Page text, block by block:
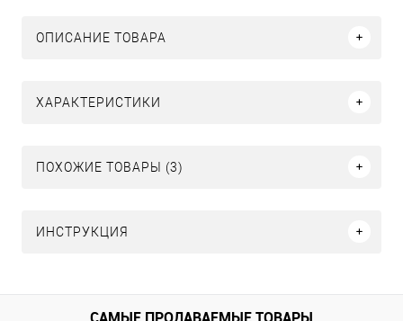
ОПИСАНИЕ ТОВАРА
ХАРАКТЕРИСТИКИ
ПОХОЖИЕ ТОВАРЫ (3)
ИНСТРУКЦИЯ